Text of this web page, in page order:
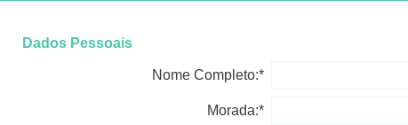
Dados Pessoais
Nome Completo:*
Morada:*